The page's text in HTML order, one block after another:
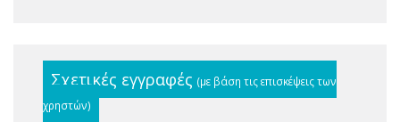
Σχετικές εγγραφές (με βάση τις επισκέψεις των
χρηστών)